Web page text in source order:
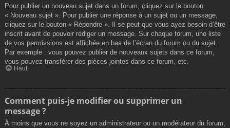
Pour publier un nouveau sujet dans un forum, cliquez sur le bouton
« Nouveau sujet ». Pour publier une réponse à un sujet ou un message,
cliquez sur le bouton « Répondre ». Il se peut que vous ayez besoin d’être
inscrit avant de pouvoir rédiger un message. Sur chaque forum, une liste
de vos permissions est affichée en bas de l’écran du forum ou du sujet.
Par exemple : vous pouvez publier de nouveaux sujets dans ce forum,
vous pouvez transférer des pièces jointes dans ce forum, etc.
Haut
Comment puis-je modifier ou supprimer un
message ?
À moins que vous ne soyez un administrateur ou un modérateur du forum,